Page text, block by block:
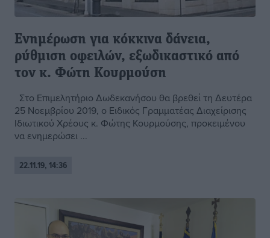
Ενημέρωση για κόκκινα δάνεια,
ρύθμιση οφειλών, εξωδικαστικό από
τον κ. Φώτη Κουρμούση
Στο Επιμελητήριο Δωδεκανήσου θα βρεθεί τη Δευτέρα
25 Νοεμβρίου 2019, ο Ειδικός Γραμματέας Διαχείρισης
Ιδιωτικού Χρέους κ. Φώτης Κουρμούσης, προκειμένου
να ενημερώσει ...
22.11.19, 14:36